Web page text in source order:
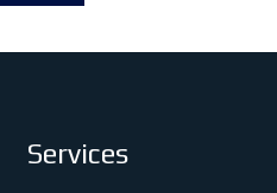
Services